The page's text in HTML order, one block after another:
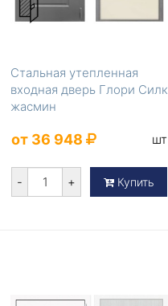
Стальная утепленная
входная дверь Глори Силк
жасмин
от 36 948 шт
- + Купить